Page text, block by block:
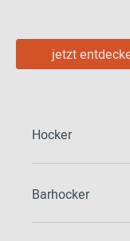
jetzt
Hocker
Barhocker